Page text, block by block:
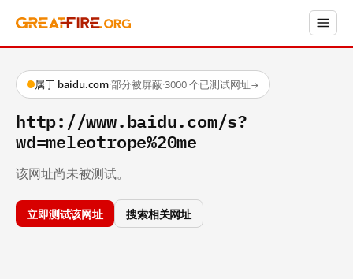
属于 baidu.com·部分被屏蔽·3000 个已测试网址→
http://www.baidu.com/s?
wd=meleotrope%20me
该网址尚未被测试。
立即测试该网址 搜索相关网址